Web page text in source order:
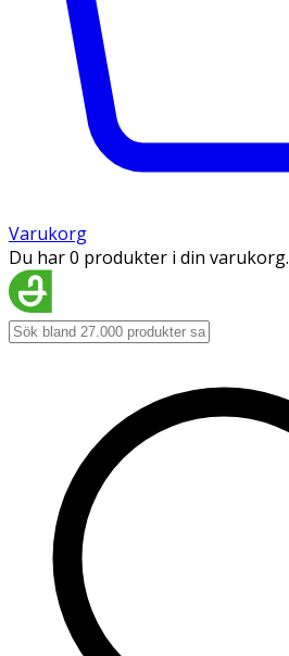
Varukorg
Du har 0 produkter i din varukorg.